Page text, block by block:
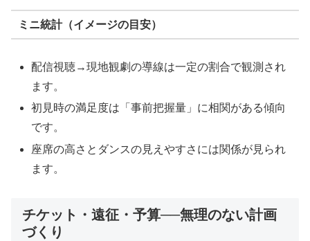
ミニ統計（イメージの目安）
配信視聴→現地観劇の導線は一定の割合で観測され
ます。
初見時の満足度は「事前把握量」に相関がある傾向
です。
座席の高さとダンスの見えやすさには関係が見られ
ます。
チケット・遠征・予算──無理のない計画
づくり